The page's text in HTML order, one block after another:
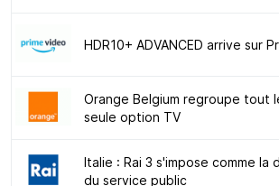
HDR10+ ADVANCED arrive sur
Orange Belgium regroupe tout
seule option TV
Italie : Rai 3 s'impose comme la
du service public